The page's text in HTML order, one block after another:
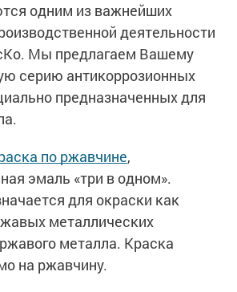
одним из важнейших
деятельности
Мы предлагаем Вашему
серию антикоррозионных
предназначенных для
по ржавчине,
эмаль «три в одном».
для окраски как
металлических
металла. Краска
на ржавчину.